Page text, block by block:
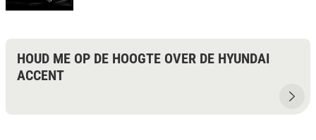
HOUD ME OP DE HOOGTE OVER DE HYUNDAI
ACCENT